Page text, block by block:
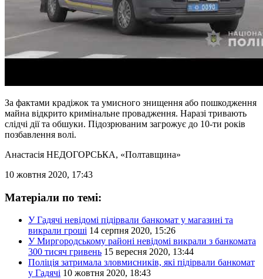
За фактами крадіжок та умисного знищення або пошкодження
майна відкрито кримінальне провадження. Наразі тривають
слідчі дії та обшуки. Підозрюваним загрожує до 10-ти років
позбавлення волі.
Анастасія НЕДОГОРСЬКА, «Полтавщина»
10 жовтня 2020, 17:43
Матеріали по темі:
У Гадячі невідомі підірвали банкомат у магазині та
викрали гроші 14 серпня 2020, 15:26
У Миргородському районі невідомі викрали з банкомата
300 тисяч гривень 15 вересня 2020, 13:44
Поліція затримала зловмисників, які підірвали банкомат
у Гадячі 10 жовтня 2020, 18:43